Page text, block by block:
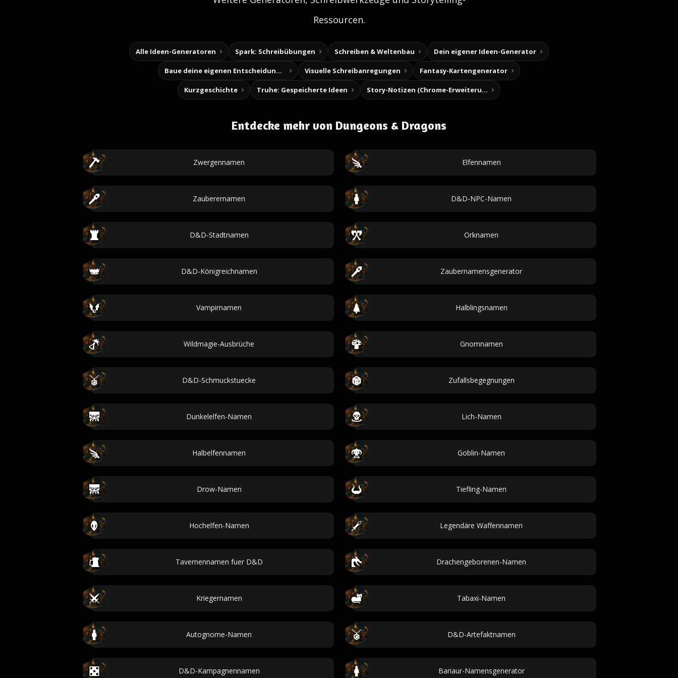
Ressourcen.
Alle Ideen-Generatoren Spark: Schreibübungen Schreiben & Weltenbau Dein eigener Ideen-Generator
Baue deine eigenen Entscheidungsabenteuer Visuelle Schreibanregungen Fantasy-Kartengenerator
Kurzgeschichte Truhe: Gespeicherte Ideen Story-Notizen (Chrome-Erweiterung)
Entdecke mehr von Dungeons & Dragons
Zwergennamen Elfennamen
Zauberernamen D&D-NPC-Namen
D&D-Stadtnamen Orknamen
D&D-Königreichnamen Zaubernamensgenerator
Vampirnamen Halblingsnamen
Wildmagie-Ausbrüche Gnomnamen
D&D-Schmuckstuecke Zufallsbegegnungen
Dunkelelfen-Namen Lich-Namen
Halbelfennamen Goblin-Namen
Drow-Namen Tiefling-Namen
Hochelfen-Namen Legendäre Waffennamen
Tavernennamen fuer D&D Drachengeborenen-Namen
Kriegernamen Tabaxi-Namen
Autognome-Namen D&D-Artefaktnamen
D&D-Kampagnennamen Bariaur-Namensgenerator